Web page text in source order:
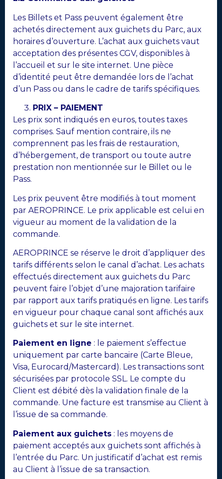
Les Billets et Pass peuvent également être
achetés directement aux guichets du Parc, aux
horaires d’ouverture. L’achat aux guichets vaut
acceptation des présentes CGV, disponibles à
l’accueil et sur le site internet. Une pièce
d’identité peut être demandée lors de l’achat
d’un Pass ou dans le cadre de tarifs spécifiques.
PRIX – PAIEMENT
Les prix sont indiqués en euros, toutes taxes
comprises. Sauf mention contraire, ils ne
comprennent pas les frais de restauration,
d’hébergement, de transport ou toute autre
prestation non mentionnée sur le Billet ou le
Pass.
Les prix peuvent être modifiés à tout moment
par AEROPRINCE. Le prix applicable est celui en
vigueur au moment de la validation de la
commande.
AEROPRINCE se réserve le droit d’appliquer des
tarifs différents selon le canal d’achat. Les achats
effectués directement aux guichets du Parc
peuvent faire l’objet d’une majoration tarifaire
par rapport aux tarifs pratiqués en ligne. Les tarifs
en vigueur pour chaque canal sont affichés aux
guichets et sur le site internet.
Paiement en ligne : le paiement s’effectue
uniquement par carte bancaire (Carte Bleue,
Visa, Eurocard/Mastercard). Les transactions sont
sécurisées par protocole SSL. Le compte du
Client est débité dès la validation finale de la
commande. Une facture est transmise au Client à
l’issue de sa commande.
Paiement aux guichets : les moyens de
paiement acceptés aux guichets sont affichés à
l’entrée du Parc. Un justificatif d’achat est remis
au Client à l’issue de sa transaction.